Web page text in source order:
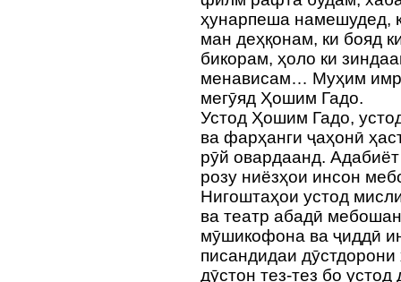
ҳунарпеша намешудед,
ман деҳқонам, ки бояд
бикорам, ҳоло ки
менависам… Муҳим
мегӯяд Ҳошим Гадо.
Устод Ҳошим Гадо,
ва фарҳанги ҷаҳонӣ
рӯй овардаанд.
розу ниёзҳои инсон
Нигоштаҳои устод
ва театр абадӣ
мӯшикофона ва ҷиддӣ
писандидаи
дӯстон тез-тез бо